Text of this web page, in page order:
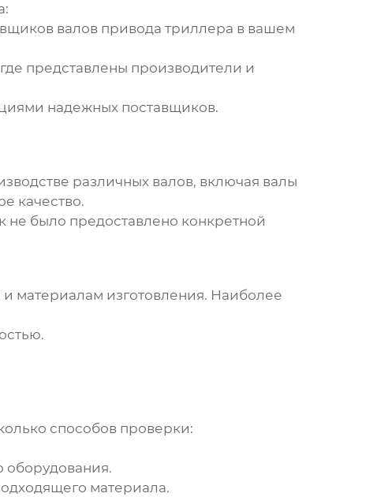
:
валов привода триллера в вашем
представлены производители и
надежных поставщиков.
различных валов, включая валы
качество.
не было предоставлено конкретной
материалам изготовления. Наиболее
способов проверки:
оборудования.
материала.